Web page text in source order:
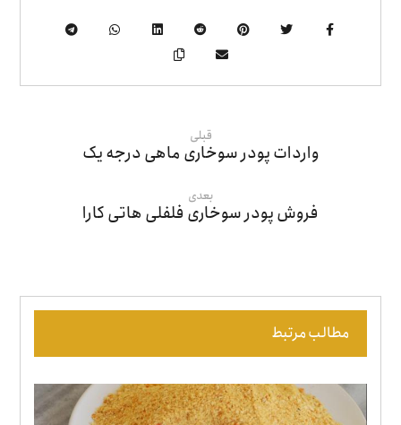
قبلی
واردات پودر سوخاری ماهی درجه یک
بعدی
فروش پودر سوخاری فلفلی هاتی کارا
مطالب مرتبط